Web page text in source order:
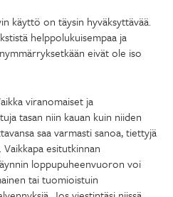
käyttö on täysin hyväksyttävää.
helppolukuisempaa ja
eivät ole iso
viranomaiset ja
tasan niin kauan kuin niiden
saa varmasti sanoa, tiettyjä
esitutkinnan
loppupuheenvuoron voi
tai tuomioistuin